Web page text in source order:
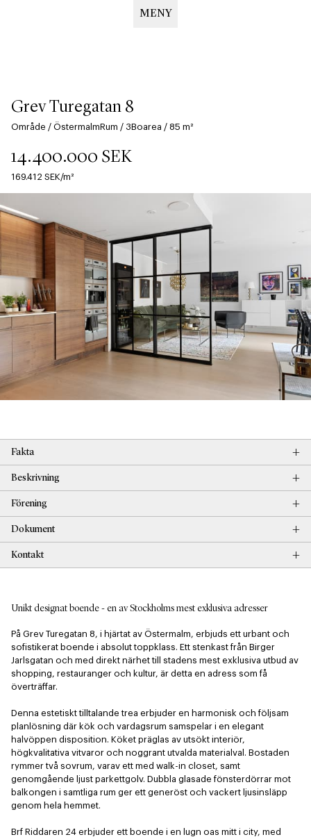
MENY
Grev Turegatan 8
Område / ÖstermalmRum / 3Boarea / 85 m²
14.400.000 SEK
169.412 SEK/m²
Fakta +
Beskrivning +
Förening +
Dokument +
Kontakt +
Unikt designat boende - en av Stockholms mest exklusiva adresser
På Grev Turegatan 8, i hjärtat av Östermalm, erbjuds ett urbant och
sofistikerat boende i absolut toppklass. Ett stenkast från Birger
Jarlsgatan och med direkt närhet till stadens mest exklusiva utbud av
shopping, restauranger och kultur, är detta en adress som få
överträffar.
Denna estetiskt tilltalande trea erbjuder en harmonisk och följsam
planlösning där kök och vardagsrum samspelar i en elegant
halvöppen disposition. Köket präglas av utsökt interiör,
högkvalitativa vitvaror och noggrant utvalda materialval. Bostaden
rymmer två sovrum, varav ett med walk-in closet, samt
genomgående ljust parkettgolv. Dubbla glasade fönsterdörrar mot
balkongen i samtliga rum ger ett generöst och vackert ljusinsläpp
genom hela hemmet.
Brf Riddaren 24 erbjuder ett boende i en lugn oas mitt i city, med